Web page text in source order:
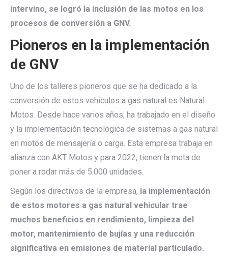
intervino, se logró la inclusión de las motos en los
procesos de conversión a GNV.
Pioneros en la implementación
de GNV
Uno de los talleres pioneros que se ha dedicado a la
conversión de estos vehículos a gas natural es Natural
Motos. Desde hace varios años, ha trabajado en el diseño
y la implementación tecnológica de sistemas a gas natural
en motos de mensajería o carga. Esta empresa trabaja en
alianza con AKT Motos y para 2022, tienen la meta de
poner a rodar más de 5.000 unidades.
Según los directivos de la empresa, la implementación
de estos motores a gas natural vehicular trae
muchos beneficios en rendimiento, limpieza del
motor, mantenimiento de bujías y una reducción
significativa en emisiones de material particulado.